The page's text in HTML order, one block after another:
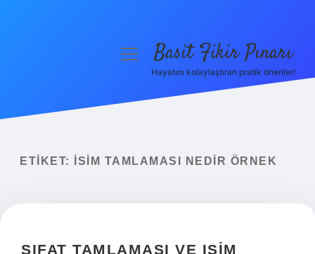
Yasal Uyarı
menüyüBasit Fikir Pınarı
Hayatını kolaylaştıran pratik öneriler!
ETIKET: İSIM TAMLAMASI NEDIR ÖRNEK
SIFAT TAMLAMASI VE ISIM